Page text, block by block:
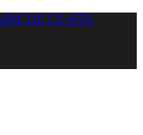
DE CE SITE